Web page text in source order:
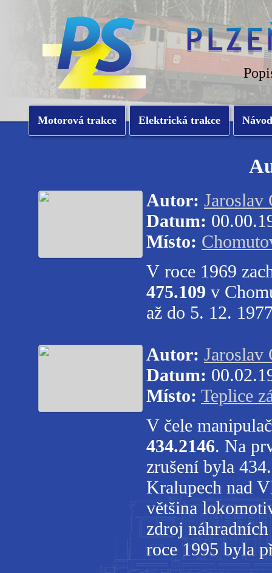
Motorová trakce Elektrická trakce
Autor: Jaroslav
Datum:
Místo:
V roce 1969
475.109 v
až do 5. 12.
Autor: Jaroslav
Datum:
Místo: Teplice
V čele
434.2146. Na
zrušení byla
Kralupech nad
většina
zdroj
roce 1995 byla